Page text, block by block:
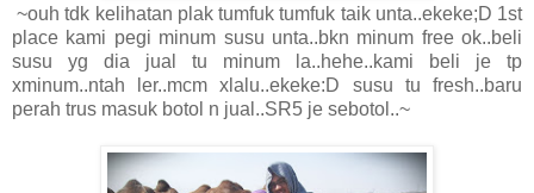
~ouh tdk kelihatan plak tumfuk tumfuk taik unta..ekeke;D 1st
place kami pegi minum susu unta..bkn minum free ok..beli
susu yg dia jual tu minum la..hehe..kami beli je tp
xminum..ntah ler..mcm xlalu..ekeke:D susu tu fresh..baru
perah trus masuk botol n jual..SR5 je sebotol..~